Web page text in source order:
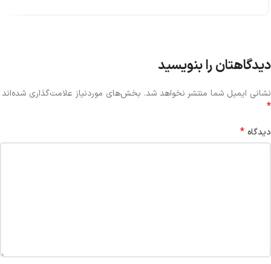
دیدگاهتان را بنویسید
نشانی ایمیل شما منتشر نخواهد شد. بخش‌های موردنیاز علامت‌گذاری شده‌اند
*
دیدگاه *